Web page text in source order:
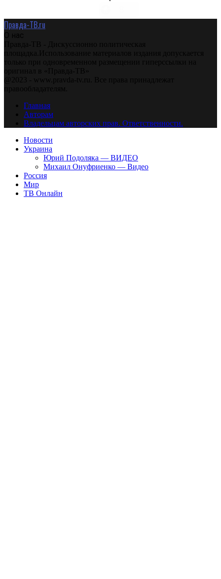
Правда-ТВ.ru
О нас
Правда-ТВ - Дискуссионно политическая
площадка.Использование материалов издания допускается
только при одновременном размещении гиперссылки на
оригинал в «Правда-ТВ»
@2023 - www.pravda-tv.ru. Все права принадлежат
правообладателям.
Главная
Авторам
Владельцам авторских прав. Ответственности.
Новости
Украина
Юрий Подоляка — ВИДЕО
Михаил Онуфриенко — Видео
Россия
Мир
ТВ Онлайн